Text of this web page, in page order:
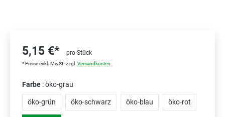
5,15 €* pro Stück
* Preise exkl. MwSt. zzgl. Versandkosten
Farbe : öko-grau
öko-grün öko-schwarz öko-blau öko-rot